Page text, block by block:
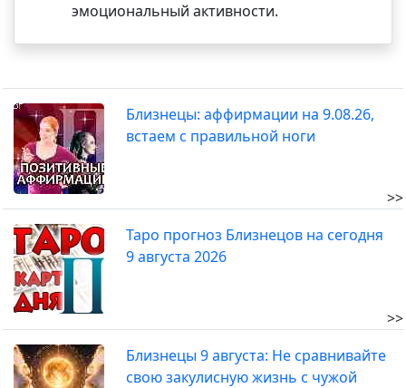
эмоциональный активности.
Близнецы: аффирмации на 9.08.26,
встаем с правильной ноги
>>
Таро прогноз Близнецов на сегодня
9 августа 2026
>>
Близнецы 9 августа: Не сравнивайте
свою закулисную жизнь с чужой